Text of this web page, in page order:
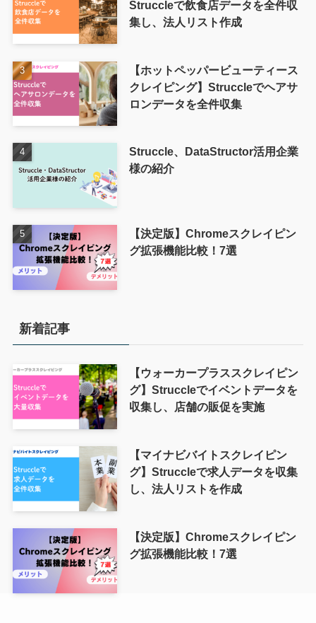
Struccleで飲食店データを全件収
集し、法人リスト作成
【ホットペッパービューティース
クレイピング】Struccleでヘアサ
ロンデータを全件収集
Struccle、DataStructor活用企業
様の紹介
【決定版】Chromeスクレイピン
グ拡張機能比較！7選
新着記事
【ウォーカープラススクレイピン
グ】Struccleでイベントデータを
収集し、店舗の販促を実施
【マイナビバイトスクレイピン
グ】Struccleで求人データを収集
し、法人リストを作成
【決定版】Chromeスクレイピン
グ拡張機能比較！7選